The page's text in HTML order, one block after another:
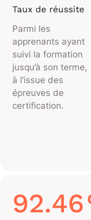
Taux de réussite
Parmi les
apprenants ayant
suivi la formation
jusqu’à son terme,
à l’issue des
épreuves de
certification.
92.46